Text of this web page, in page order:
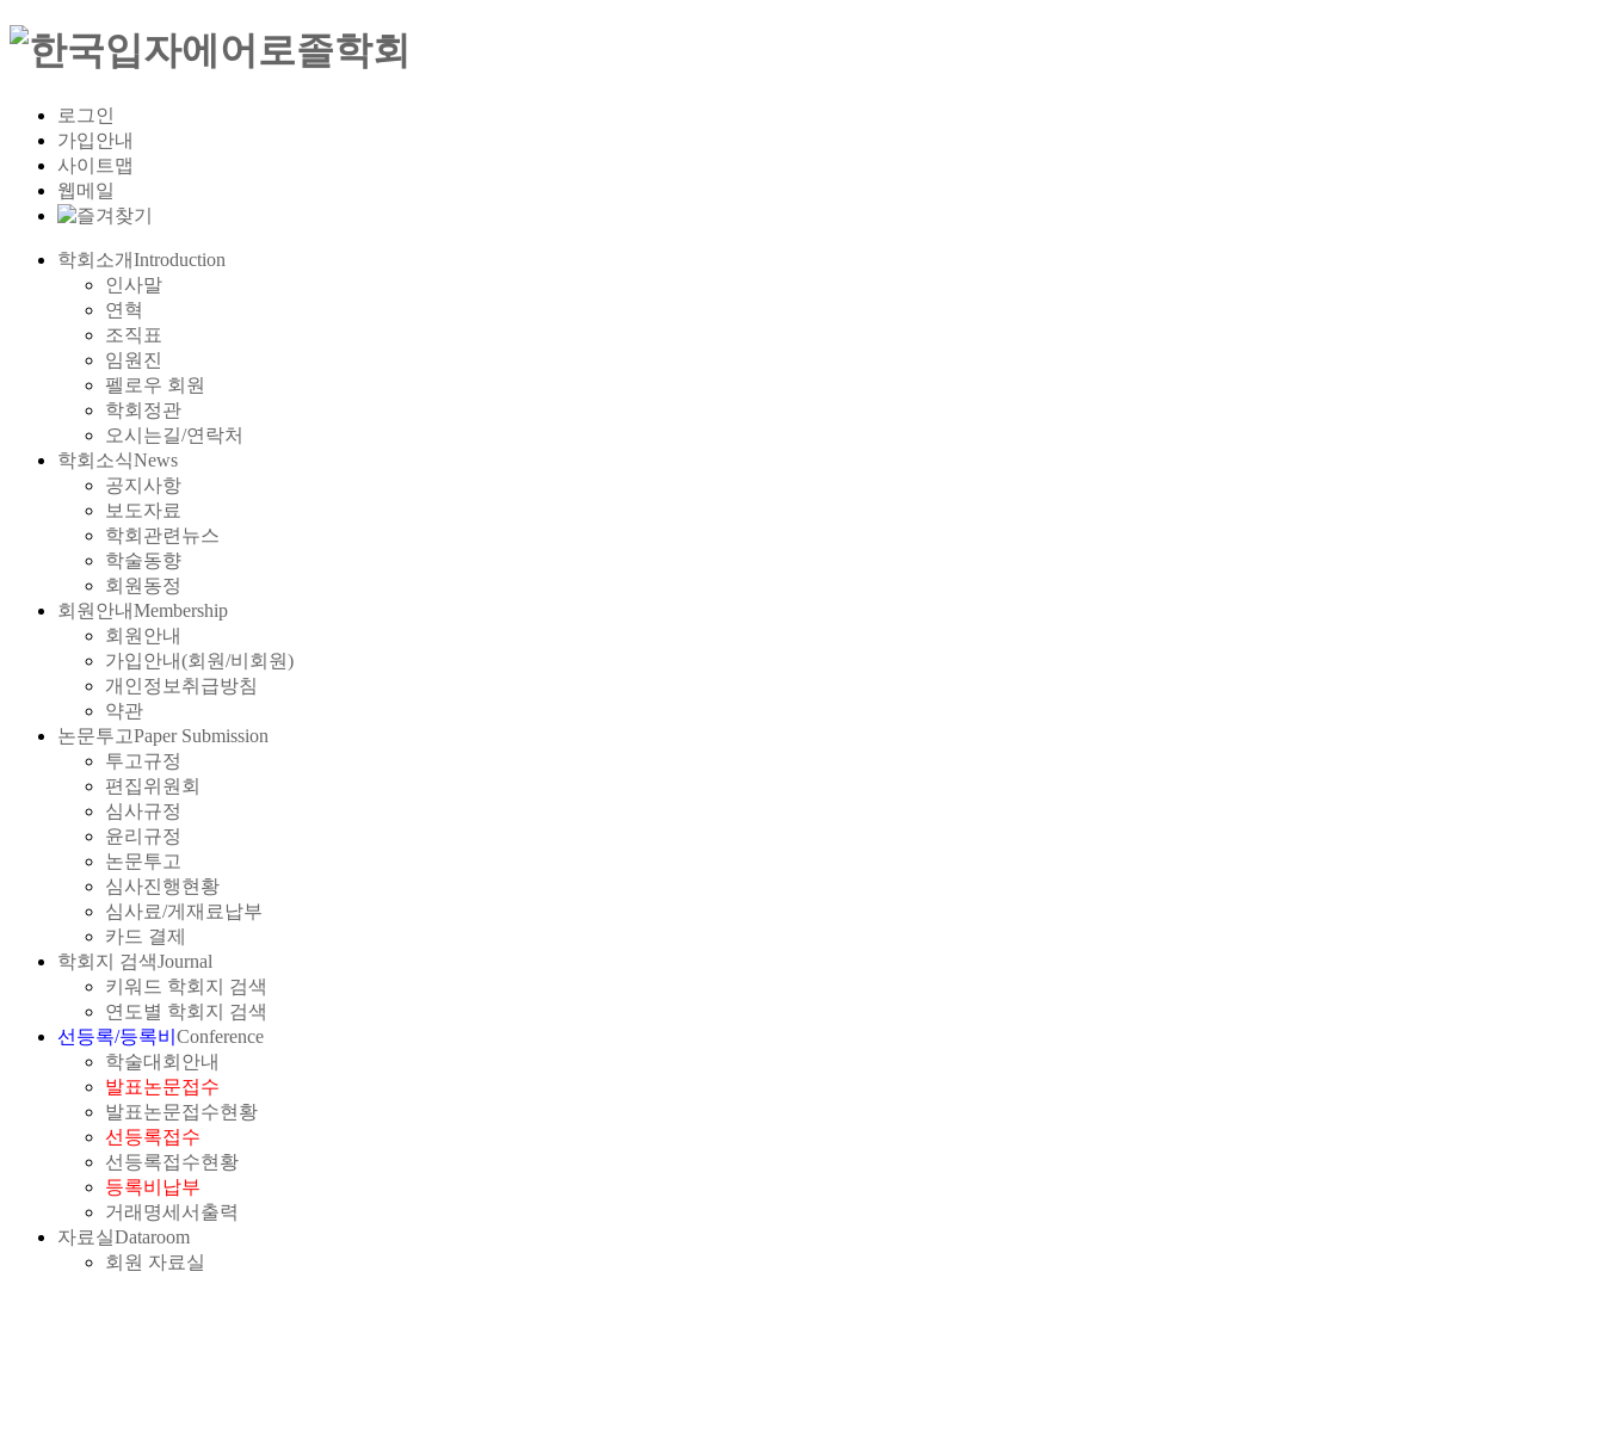
로그인
가입안내
사이트맵
웹메일
학회소개Introduction
인사말
연혁
조직표
임원진
펠로우 회원
학회정관
오시는길/연락처
학회소식News
공지사항
보도자료
학회관련뉴스
학술동향
회원동정
회원안내Membership
회원안내
가입안내(회원/비회원)
개인정보취급방침
약관
논문투고Paper Submission
투고규정
편집위원회
심사규정
윤리규정
논문투고
심사진행현황
심사료/게재료납부
카드 결제
학회지 검색Journal
키워드 학회지 검색
연도별 학회지 검색
선등록/등록비 Conference
학술대회안내
발표논문접수
발표논문접수현황
선등록접수
선등록접수현황
등록비납부
거래명세서출력
자료실Dataroom
회원 자료실